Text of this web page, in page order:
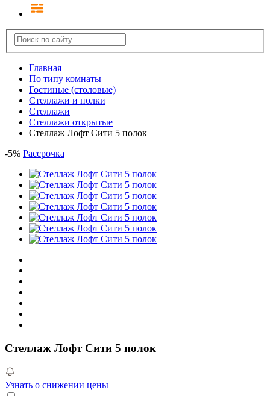
Главная
По типу комнаты
Гостиные (столовые)
Стеллажи и полки
Стеллажи
Стеллажи открытые
Стеллаж Лофт Сити 5 полок
-5% Рассрочка
Стеллаж Лофт Сити 5 полок
Узнать о снижении цены